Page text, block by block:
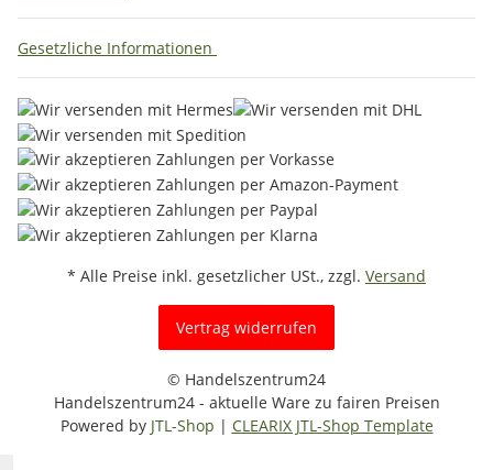
Gesetzliche Informationen
* Alle Preise inkl. gesetzlicher USt., zzgl. Versand
Vertrag widerrufen
© Handelszentrum24
Handelszentrum24 - aktuelle Ware zu fairen Preisen
Powered by JTL-Shop | CLEARIX JTL-Shop Template